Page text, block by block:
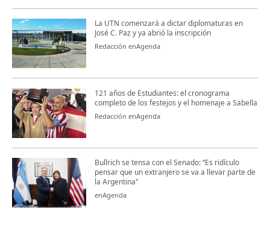
La UTN comenzará a dictar diplomaturas en
José C. Paz y ya abrió la inscripción
Redacción enAgenda
121 años de Estudiantes: el cronograma
completo de los festejos y el homenaje a Sabella
Redacción enAgenda
Bullrich se tensa con el Senado: “Es ridículo
pensar que un extranjero se va a llevar parte de
la Argentina"
enAgenda